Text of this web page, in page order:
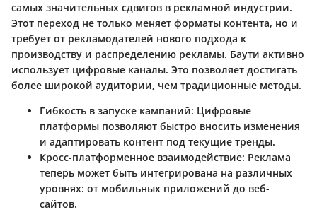
самых значительных сдвигов в рекламной индустрии.
Этот переход не только меняет форматы контента, но и
требует от рекламодателей нового подхода к
производству и распределению рекламы. Баути активно
использует цифровые каналы. Это позволяет достигать
более широкой аудитории, чем традиционные методы.
Гибкость в запуске кампаний: Цифровые
платформы позволяют быстро вносить изменения
и адаптировать контент под текущие тренды.
Кросс-платформенное взаимодействие: Реклама
теперь может быть интегрирована на различных
уровнях: от мобильных приложений до веб-
сайтов.